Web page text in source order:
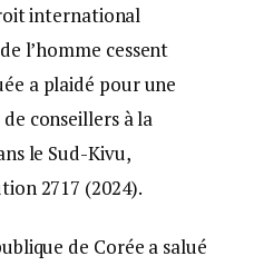
international
l’homme cessent
a plaidé pour une
conseillers à la
le Sud-Kivu,
2717 (2024).
de Corée a salué